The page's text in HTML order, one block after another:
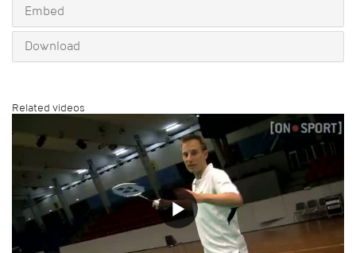
Embed
Download
Related videos